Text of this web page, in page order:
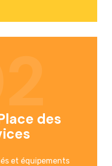
des
et équipements